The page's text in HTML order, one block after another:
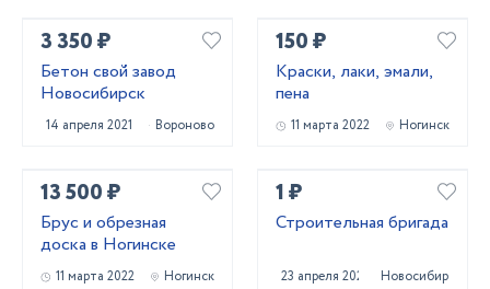
3 350 ₽
Бетон свой завод
Новосибирск
14 апреля 2021 Вороново
150 ₽
Краски, лаки, эмали,
пена
11 марта 2022 Ногинск
13 500 ₽
Брус и обрезная
доска в Ногинске
11 марта 2022 Ногинск
1 ₽
Строительная бригада
23 апреля 2024 Новосибирск